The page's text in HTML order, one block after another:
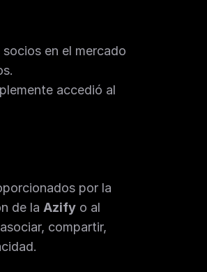
en el mercado
accedió al
de la Azify o al
compartir,